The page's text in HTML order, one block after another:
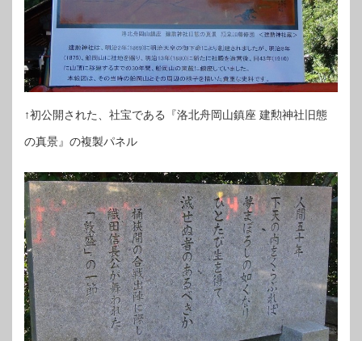
↑初公開された、社宝である『洛北舟岡山鎮座 建勲神社旧態
の真景』の複製パネル